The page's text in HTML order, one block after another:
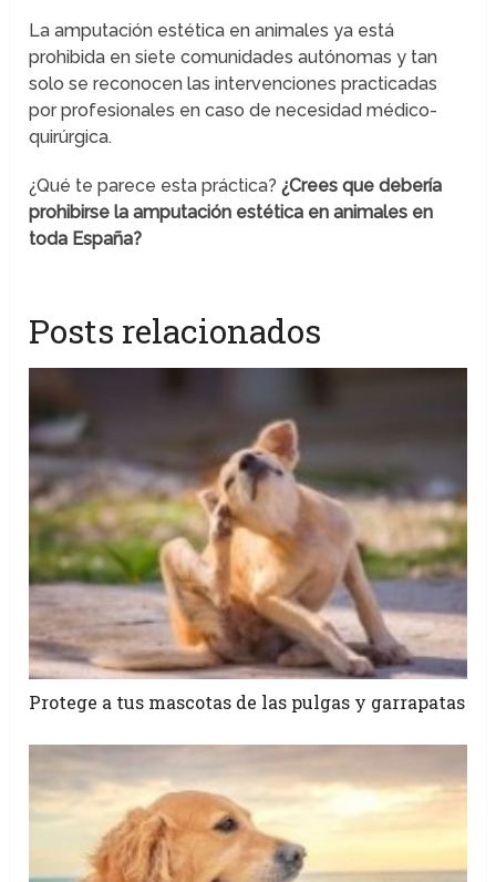
La amputación estética en animales ya está
prohibida en siete comunidades autónomas y tan
solo se reconocen las intervenciones practicadas
por profesionales en caso de necesidad médico-
quirúrgica.
¿Qué te parece esta práctica?¿Crees que debería
prohibirse la amputación estética en animales en
toda España?
Posts relacionados
Protege a tus mascotas de las pulgas y garrapatas